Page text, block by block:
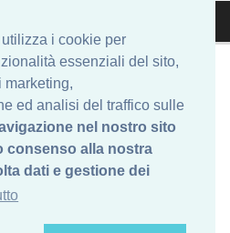
i cookie per
essenziali del sito,
marketing,
ed analisi del traffico sulle
nel nostro sito
consenso alla nostra
dati e gestione dei
GRIPPA
Max 46,48 Eur